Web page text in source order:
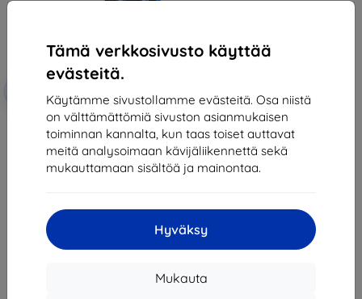
Tämä verkkosivusto käyttää
evästeitä.
Käytämme sivustollamme evästeitä. Osa niistä
on välttämättömiä sivuston asianmukaisen
toiminnan kannalta, kun taas toiset auttavat
meitä analysoimaan kävijäliikennettä sekä
mukauttamaan sisältöä ja mainontaa.
Hyväksy
Mukauta
Alennus
kupongilla
3mk TechWrap Matte Center
Display Protective film for BMW
iX2 U10 2024-
51,89 €
46,71 €